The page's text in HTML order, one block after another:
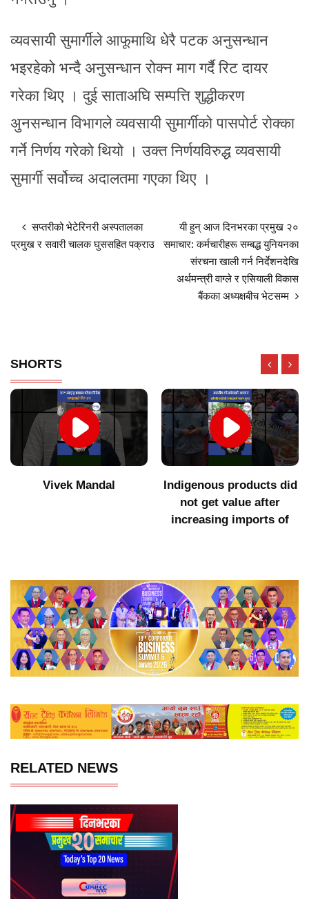
व्यवसायी सुमार्गीले आफूमाथि धेरै पटक अनुसन्धान
भइरहेको भन्दै अनुसन्धान रोक्न माग गर्दै रिट दायर
गरेका थिए । दुई साताअघि सम्पत्ति शुद्धीकरण
अुनसन्धान विभागले व्यवसायी सुमार्गीको पासपोर्ट रोक्का
गर्ने निर्णय गरेको थियो । उक्त निर्णयविरुद्ध व्यवसायी
सुमार्गी सर्वोच्च अदालतमा गएका थिए ।
सप्तरीको भेटेरिनरी अस्पतालका
प्रमुख र सवारी चालक घुससहित पक्राउ
यी हुन् आज दिनभरका प्रमुख २०
समाचार: कर्मचारीहरू सम्बद्ध युनियनका
संरचना खाली गर्न निर्देशनदेखि
अर्थमन्त्री वाग्ले र एसियाली विकास
बैंकका अध्यक्षबीच भेटसम्म
SHORTS
Vivek Mandal
Indigenous products did
not get value after
increasing imports of
RELATED NEWS